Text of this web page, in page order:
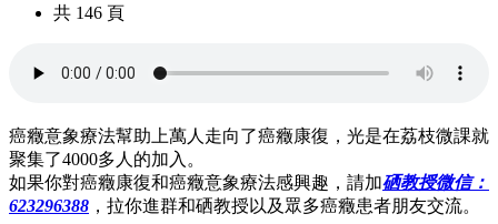
共 146 頁
癌癥意象療法幫助上萬人走向了癌癥康復，光是在荔枝微課就
聚集了4000多人的加入。
如果你對癌癥康復和癌癥意象療法感興趣，請加硒教授微信：
623296388 ，拉你進群和硒教授以及眾多癌癥患者朋友交流。